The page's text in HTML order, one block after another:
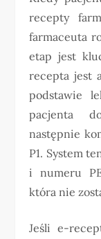
recepty
farmaceuta
etap jest
recepta jest
podstawie
pacjenta
następnie
P1. System
i numeru
która nie
Jeśli e-